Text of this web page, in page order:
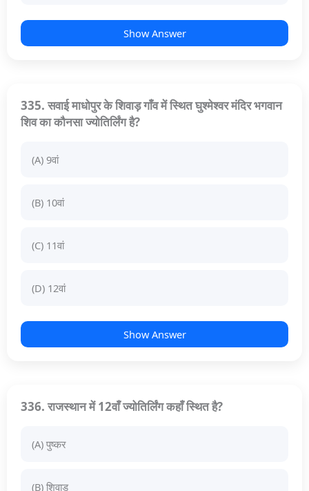
Show Answer
335. सवाई माधोपुर के शिवाड़ गाँव में स्थित घुश्मेश्वर मंदिर भगवान
शिव का कौनसा ज्योतिर्लिंग है?
(A) 9वां
(B) 10वां
(C) 11वां
(D) 12वां
Show Answer
336. राजस्थान में 12वाँ ज्योतिर्लिंग कहाँ स्थित है?
(A) पुष्कर
(B) शिवाड़